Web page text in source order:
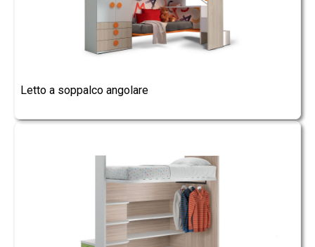
Letto a soppalco angolare